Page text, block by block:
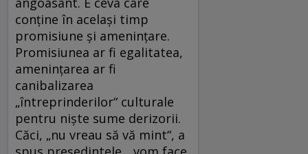
conţine în acelaşi timp
promisiune şi ameninţare.
Promisiunea ar fi egalitatea,
ameninţarea ar fi
canibalizarea
„întreprinderilor“ culturale
pentru nişte sume derizorii.
Căci, „nu vreau să vă mint“, a